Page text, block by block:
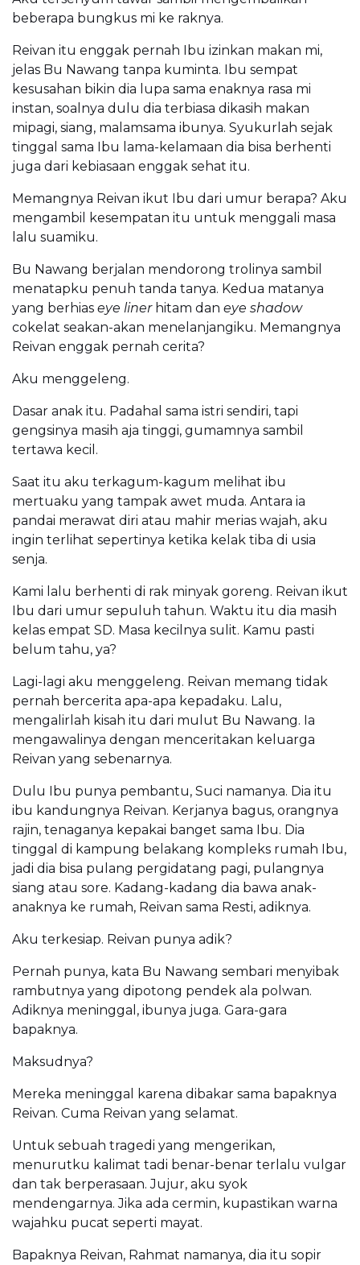
beberapa bungkus mi ke raknya.
Reivan itu enggak pernah Ibu izinkan makan mi,
jelas Bu Nawang tanpa kuminta. Ibu sempat
kesusahan bikin dia lupa sama enaknya rasa mi
instan, soalnya dulu dia terbiasa dikasih makan
mipagi, siang, malamsama ibunya. Syukurlah sejak
tinggal sama Ibu lama-kelamaan dia bisa berhenti
juga dari kebiasaan enggak sehat itu.
Memangnya Reivan ikut Ibu dari umur berapa? Aku
mengambil kesempatan itu untuk menggali masa
lalu suamiku.
Bu Nawang berjalan mendorong trolinya sambil
menatapku penuh tanda tanya. Kedua matanya
yang berhias eye linerhitam dan eye shadow
cokelat seakan-akan menelanjangiku. Memangnya
Reivan enggak pernah cerita?
Aku menggeleng.
Dasar anak itu. Padahal sama istri sendiri, tapi
gengsinya masih aja tinggi, gumamnya sambil
tertawa kecil.
Saat itu aku terkagum-kagum melihat ibu
mertuaku yang tampak awet muda. Antara ia
pandai merawat diri atau mahir merias wajah, aku
ingin terlihat sepertinya ketika kelak tiba di usia
senja.
Kami lalu berhenti di rak minyak goreng. Reivan ikut
Ibu dari umur sepuluh tahun. Waktu itu dia masih
kelas empat SD. Masa kecilnya sulit. Kamu pasti
belum tahu, ya?
Lagi-lagi aku menggeleng. Reivan memang tidak
pernah bercerita apa-apa kepadaku. Lalu,
mengalirlah kisah itu dari mulut Bu Nawang. Ia
mengawalinya dengan menceritakan keluarga
Reivan yang sebenarnya.
Dulu Ibu punya pembantu, Suci namanya. Dia itu
ibu kandungnya Reivan. Kerjanya bagus, orangnya
rajin, tenaganya kepakai banget sama Ibu. Dia
tinggal di kampung belakang kompleks rumah Ibu,
jadi dia bisa pulang pergidatang pagi, pulangnya
siang atau sore. Kadang-kadang dia bawa anak-
anaknya ke rumah, Reivan sama Resti, adiknya.
Aku terkesiap. Reivan punya adik?
Pernah punya, kata Bu Nawang sembari menyibak
rambutnya yang dipotong pendek ala polwan.
Adiknya meninggal, ibunya juga. Gara-gara
bapaknya.
Maksudnya?
Mereka meninggal karena dibakar sama bapaknya
Reivan. Cuma Reivan yang selamat.
Untuk sebuah tragedi yang mengerikan,
menurutku kalimat tadi benar-benar terlalu vulgar
dan tak berperasaan. Jujur, aku syok
mendengarnya. Jika ada cermin, kupastikan warna
wajahku pucat seperti mayat.
Bapaknya Reivan, Rahmat namanya, dia itu sopir